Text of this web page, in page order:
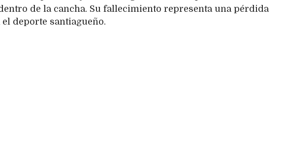
de la cancha. Su fallecimiento representa una pérdida
deporte santiagueño.